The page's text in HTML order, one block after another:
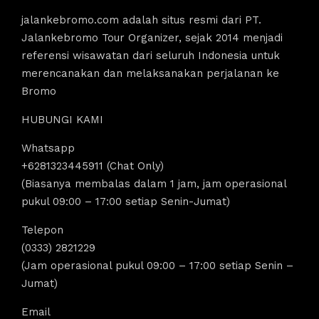
jalankebromo.com adalah situs resmi dari PT.
Jalankebromo Tour Organizer, sejak 2014 menjadi
referensi wisawatan dari seluruh Indonesia untuk
merencanakan dan melaksanakan perjalanan ke
Bromo
HUBUNGI KAMI
Whatsapp
+6281323445911 (Chat Only)
(Biasanya membalas dalam 1 jam, jam operasional
pukul 09:00 – 17:00 setiap Senin-Jumat)
Telepon
(0333) 2821229
(Jam operasional pukul 09:00 – 17:00 setiap Senin –
Jumat)
Email